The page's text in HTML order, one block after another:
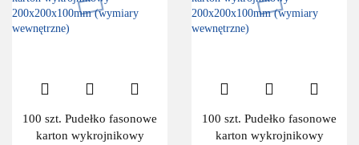
100 szt. Pudełko fasonowe
karton wykrojnikowy
100 szt. Pudełko fasonowe
karton wykrojnikowy